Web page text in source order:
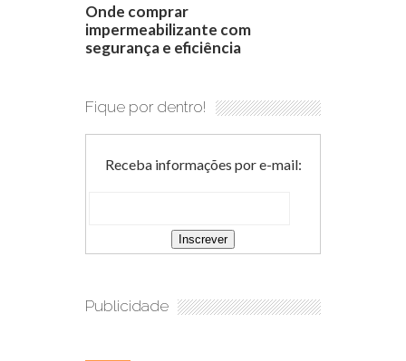
Onde comprar
impermeabilizante com
segurança e eficiência
Fique por dentro!
Receba informações por e-mail:
Publicidade